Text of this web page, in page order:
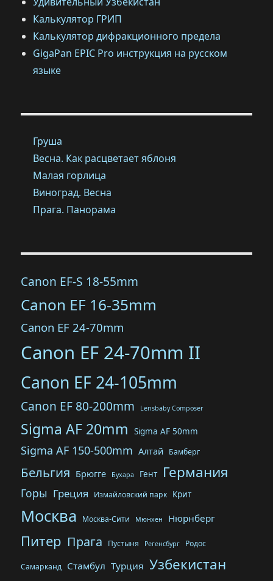
Калькулятор ГРИП
Калькулятор дифракционного предела
GigaPan EPIC Pro инструкция на русском
языке
Груша
Весна. Как расцветает яблоня
Малая горлица
Виноград. Весна
Прага. Панорама
Canon EF-S 18-55mm
Canon EF 16-35mm
Canon EF 24-70mm
Canon EF 24-70mm II
Canon EF 24-105mm
Canon EF 80-200mm Lensbaby Composer
Sigma AF 20mm Sigma AF 50mm
Sigma AF 150-500mm Алтай Бамберг
Бельгия Брюгге Бухара Гент Германия
Горы Греция Измайловский парк Крит
Москва Москва-Сити Мюнхен Нюрнберг
Питер Прага Пустыня Регенсбург Родос
Самарканд Стамбул Турция Узбекистан